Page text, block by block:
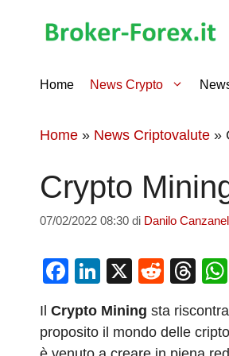
Home News Crypto
Home » News Criptovalute »
Crypto
07/02/2022 08:30 di Danilo
F
c
e
Li
k
e
X
R
d
di
T
e
a
Il Crypto Mining sta
proposito il mondo delle